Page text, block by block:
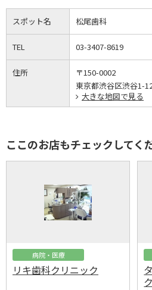
スポット名 松尾歯科
TEL 03-3407-8619
住所
〒150-0002
東京都渋谷区渋谷1-
大きな地図で見る
ここのお店もチェックしてく
病院・医療
リキ歯科クリニック
ク